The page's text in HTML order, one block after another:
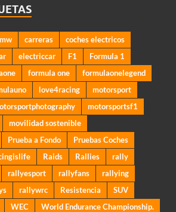
carreras
coches electricos
electriccar F1
Formula 1
formula one
formulaonelegend
love4racing
motorsport
motorsportsf1
movilidad sostenible
Prueba a Fondo
Pruebas Coches
Raids Rallies
rally
rallyesport rallyfans
rallying
rallywrc Resistencia
SUV
WEC
World Endurance Championship.